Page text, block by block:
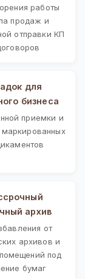
работы
продаж и
отправки КП
для
бизнеса
приемки и
архив
от
архивов и
под
бумаг